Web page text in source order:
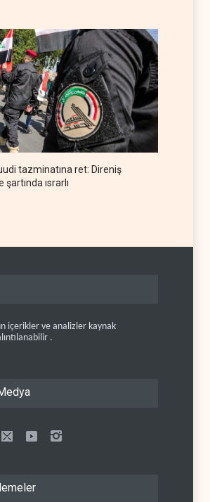
tazminatına ret: Direniş
ısrarlı
içerikler ve analizler kaynak
.